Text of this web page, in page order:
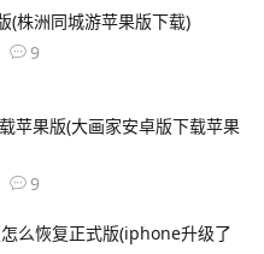
(株洲同城游苹果版下载)
9
苹果版(大画家安卓版下载苹果
9
么恢复正式版(iphone升级了